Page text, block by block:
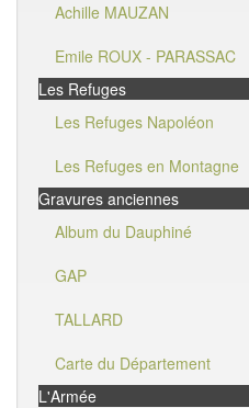
Achille MAUZAN
Emile ROUX - PARASSAC
Les Refuges
Les Refuges Napoléon
Les Refuges en Montagne
Gravures anciennes
Album du Dauphiné
GAP
TALLARD
Carte du Département
L'Armée